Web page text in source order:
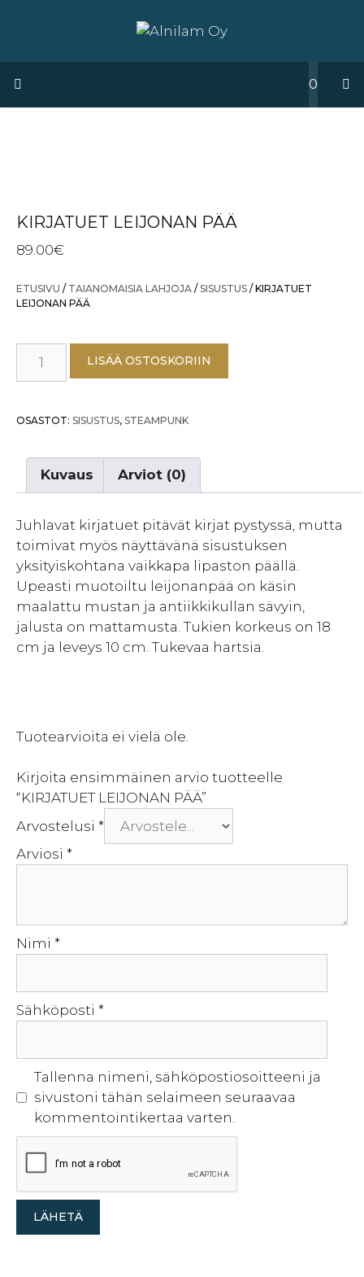
0
KIRJATUET LEIJONAN PÄÄ
89.00€
ETUSIVU / TAIANOMAISIA LAHJOJA /SISUSTUS / KIRJATUET
LEIJONAN PÄÄ
LEIJONAN
määrä
LISÄÄ OSTOSKORIIN
OSASTOT: SISUSTUS, STEAMPUNK
Kuvaus Arviot (0)
Juhlavat kirjatuet pitävät kirjat pystyssä, mutta
toimivat myös näyttävänä sisustuksen
yksityiskohtana vaikkapa lipaston päällä.
Upeasti muotoiltu leijonanpää on käsin
maalattu mustan ja antiikkikullan sävyin,
jalusta on mattamusta. Tukien korkeus on 18
cm ja leveys 10 cm. Tukevaa hartsia.
Tuotearvioita ei vielä ole.
Kirjoita ensimmäinen arvio tuotteelle
“KIRJATUET LEIJONAN PÄÄ”
Arvostelusi *
Arviosi *
Nimi *
Sähköposti *
Tallenna nimeni, sähköpostiosoitteeni ja
sivustoni tähän selaimeen seuraavaa
kommentointikertaa varten.